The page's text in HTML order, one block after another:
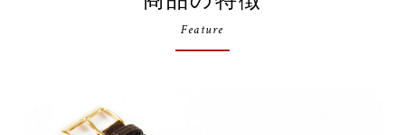
Feature